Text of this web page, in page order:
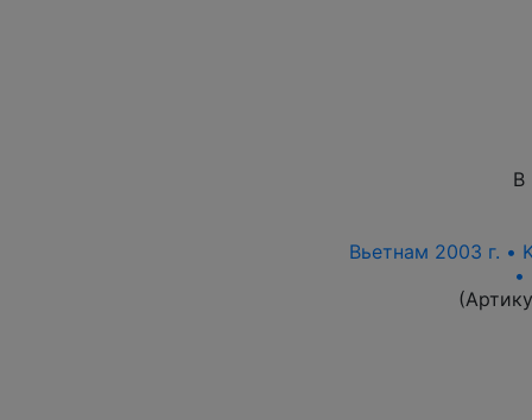
В
Вьетнам 2003 г. •
•